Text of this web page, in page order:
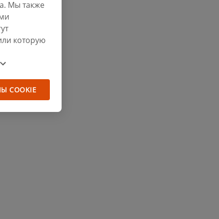
Мы также
которую
COOKIE